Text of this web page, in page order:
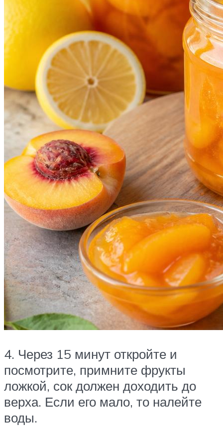
4. Через 15 минут откройте и
посмотрите, примните фрукты
ложкой, сок должен доходить до
верха. Если его мало, то налейте
воды.